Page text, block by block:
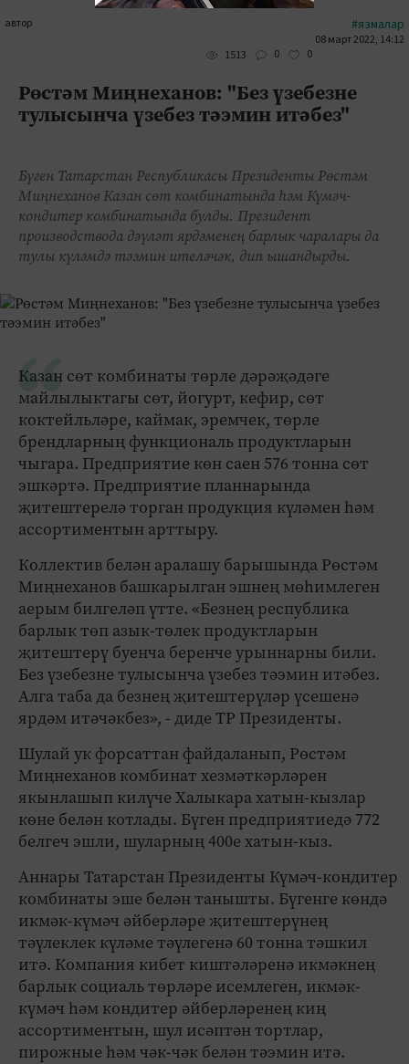
автор #язмалар
08 март 2022, 14:12
1513
0 0
Рөстәм Миңнеханов: "Без үзебезне
тулысынча үзебез тәэмин итәбез"
Бүген Татарстан Республикасы Президенты Рөстәм
Миңнеханов Казан сөт комбинатында һәм Күмәч-
кондитер комбинатында булды. Президент
производствода дәүләт ярдәменең барлык чаралары да
тулы күләмдә тәэмин ителәчәк, дип ышандырды.
Казан сөт комбинаты төрле дәрәҗәдәге
майлылыктагы сөт, йогурт, кефир, сөт
коктейльләре, каймак, эремчек, төрле
брендларның функциональ продуктларын
чыгара. Предприятие көн саен 576 тонна сөт
эшкәртә. Предприятие планнарында
җитештерелә торган продукция күләмен һәм
ассортиментын арттыру.
Коллектив белән аралашу барышында Рөстәм
Миңнеханов башкарылган эшнең мөһимлеген
аерым билгеләп үтте. «Безнең республика
барлык төп азык-төлек продуктларын
җитештерү буенча беренче урыннарны били.
Без үзебезне тулысынча үзебез тәэмин итәбез.
Алга таба да безнең җитештерүләр үсешенә
ярдәм итәчәкбез», - диде ТР Президенты.
Шулай ук форсаттан файдаланып, Рөстәм
Миңнеханов комбинат хезмәткәрләрен
якынлашып килүче Халыкара хатын-кызлар
көне белән котлады. Бүген предприятиедә 772
белгеч эшли, шуларның 400е хатын-кыз.
Аннары Татарстан Президенты Күмәч-кондитер
комбинаты эше белән танышты. Бүгенге көндә
икмәк-күмәч әйберләре җитештерүнең
тәүлеклек күләме тәүлегенә 60 тонна тәшкил
итә. Компания кибет киштәләренә икмәкнең
барлык социаль төрләре исемлеген, икмәк-
күмәч һәм кондитер әйберләренең киң
ассортиментын, шул исәптән тортлар,
пирожные һәм чәк-чәк белән тәэмин итә.